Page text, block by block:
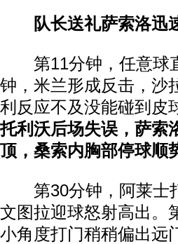
队长送礼萨索洛迅
第11分钟，任意球
钟，米兰形成反击，沙
利反应不及没能碰到皮
托利沃后场失误，萨索
顶，桑索内胸部停球顺
第30分钟，阿莱士
文图拉迎球怒射高出。
小角度打门稍稍偏出远